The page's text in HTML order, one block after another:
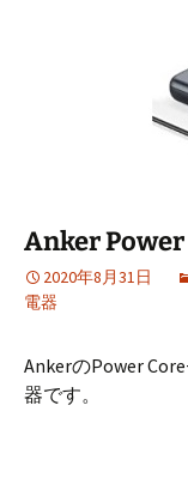
Anker Power
2020年8月31日
電器
AnkerのPower
器です。